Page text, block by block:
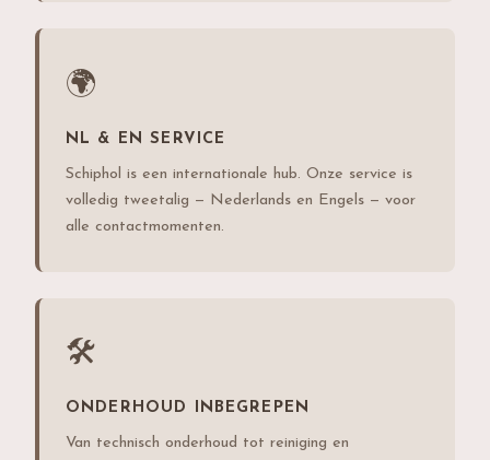
🌍
NL & EN SERVICE
Schiphol is een internationale hub. Onze service is
volledig tweetalig — Nederlands en Engels — voor
alle contactmomenten.
🛠️
ONDERHOUD INBEGREPEN
Van technisch onderhoud tot reiniging en